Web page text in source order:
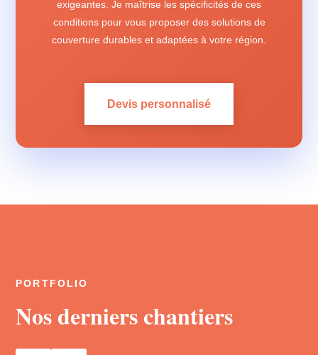
exigeantes. Je maîtrise les spécificités de ces
conditions pour vous proposer des solutions de
couverture durables et adaptées à votre région.
Devis personnalisé
PORTFOLIO
Nos derniers chantiers